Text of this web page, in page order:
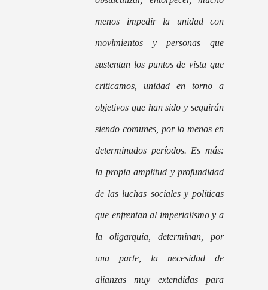
menos impedir la unidad con
movimientos y personas que
sustentan los puntos de vista que
criticamos, unidad en torno a
objetivos que han sido y seguirán
siendo comunes, por lo menos en
determinados períodos. Es más:
la propia amplitud y profundidad
de las luchas sociales y políticas
que enfrentan al imperialismo y a
la oligarquía, determinan, por
una parte, la necesidad de
alianzas muy extendidas para